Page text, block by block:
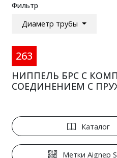
Фильтр
Диаметр трубы
263
НИППЕЛЬ БРС С
СОЕДИНЕНИЕМ С
Каталог
Метки Aignep